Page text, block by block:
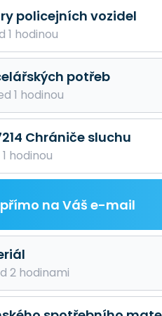
policejních vozidel
1 hodinou
potřeb
1 hodinou
Chrániče sluchu
hodinou
na Váš e-mail
2 hodinami